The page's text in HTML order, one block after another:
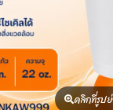
คลิกที่รูป